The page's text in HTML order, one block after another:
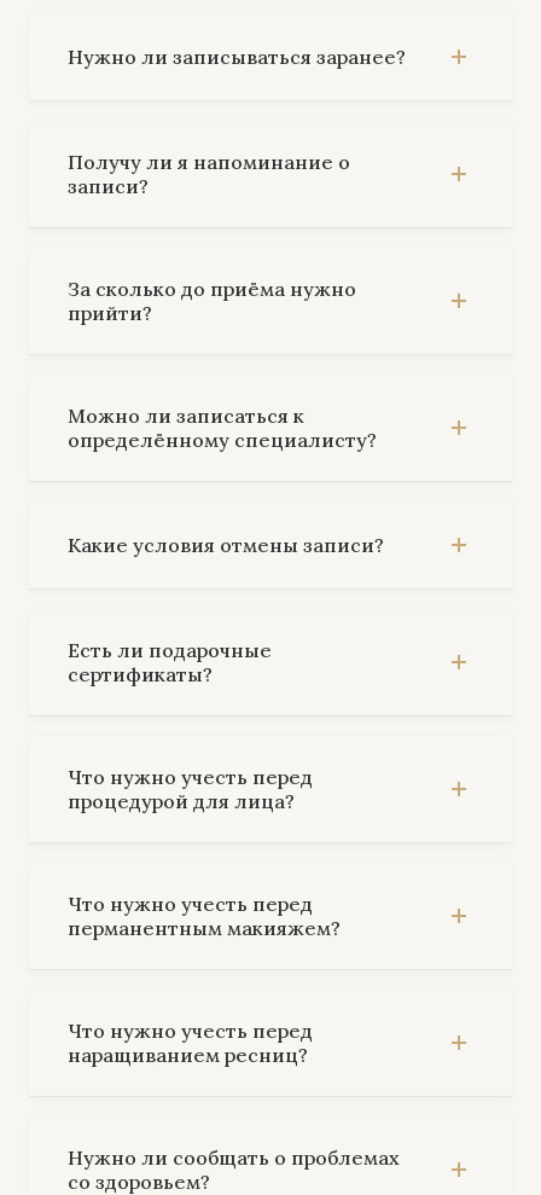
Нужно ли записываться заранее?
Получу ли я напоминание о
записи?
За сколько до приёма нужно
прийти?
Можно ли записаться к
определённому специалисту?
Какие условия отмены записи?
Есть ли подарочные
сертификаты?
Что нужно учесть перед
процедурой для лица?
Что нужно учесть перед
перманентным макияжем?
Что нужно учесть перед
наращиванием ресниц?
Нужно ли сообщать о проблемах
со здоровьем?